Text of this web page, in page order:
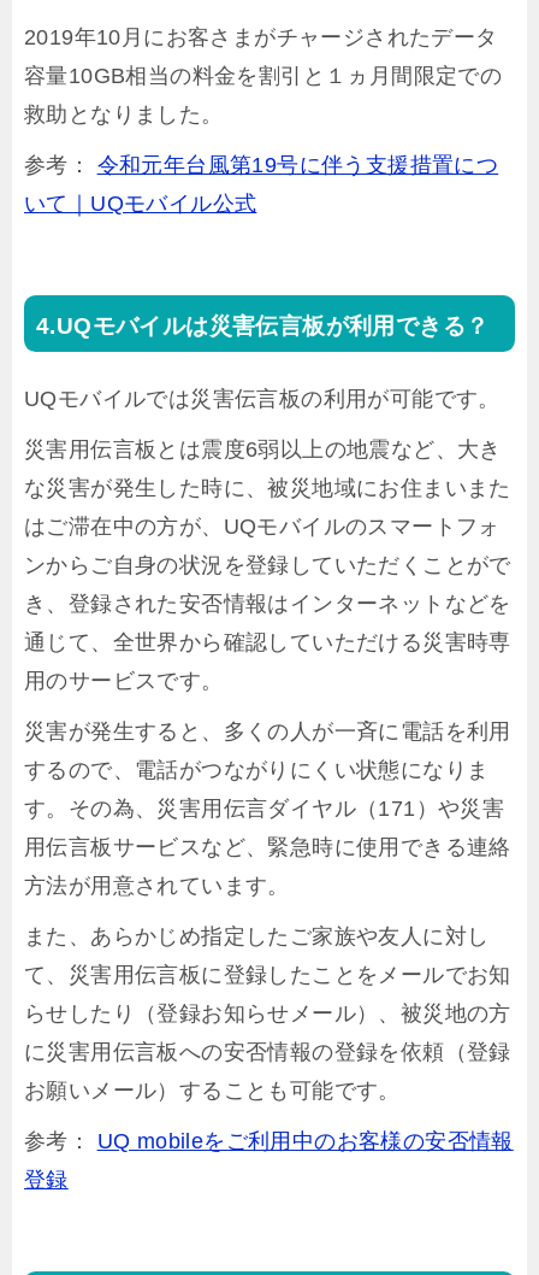
2019年10月にお客さまがチャージされたデータ
容量10GB相当の料金を割引と１ヵ月間限定での
救助となりました。
参考：
令和元年台風第19号に伴う支援措置につ
いて｜UQモバイル公式
UQモバイルは災害伝言板が利用できる？
UQモバイルでは災害伝言板の利用が可能です。
災害用伝言板とは震度6弱以上の地震など、大き
な災害が発生した時に、被災地域にお住まいまた
はご滞在中の方が、UQモバイルのスマートフォ
ンからご自身の状況を登録していただくことがで
き、登録された安否情報はインターネットなどを
通じて、全世界から確認していただける災害時専
用のサービスです。
災害が発生すると、多くの人が一斉に電話を利用
するので、電話がつながりにくい状態になりま
す。その為、災害用伝言ダイヤル（171）や災害
用伝言板サービスなど、緊急時に使用できる連絡
方法が用意されています。
また、あらかじめ指定したご家族や友人に対し
て、災害用伝言板に登録したことをメールでお知
らせしたり（登録お知らせメール）、被災地の方
に災害用伝言板への安否情報の登録を依頼（登録
お願いメール）することも可能です。
参考：
UQ mobileをご利用中のお客様の安否情報
登録